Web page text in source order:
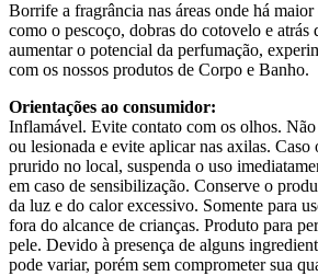
Borrife a fragrância nas áreas onde há
como o pescoço, dobras do cotovelo e atrás
aumentar o potencial da perfumação,
com os nossos produtos de Corpo e Banho.
Orientações ao consumidor:
Inflamável. Evite contato com os olhos.
ou lesionada e evite aplicar nas axilas. Caso
prurido no local, suspenda o uso
em caso de sensibilização. Conserve o
da luz e do calor excessivo. Somente para
fora do alcance de crianças. Produto para
pele. Devido à presença de alguns
pode variar, porém sem comprometer sua